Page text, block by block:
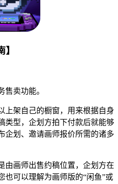
卖功能。
架自己的橱窗，用来根据自身
类型，企划方拍下付款后就能够
企划、邀请画师报价所需的诸多
画师出售约稿位置，企划方在
也可以理解为画师版的“闲鱼”或